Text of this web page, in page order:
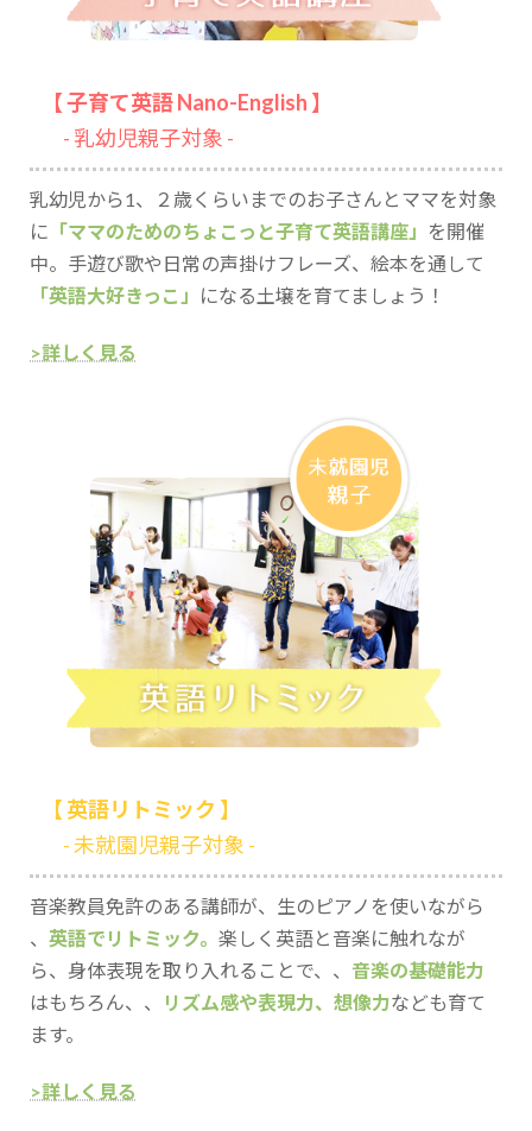
【 子育て英語 Nano-English 】
- 乳幼児親子対象 -
乳幼児から1、２歳くらいまでのお子さんとママを対象
に 「ママのためのちょこっと子育て英語講座」
を開催
中。手遊び歌や日常の声掛けフレーズ、絵本を通して
「英語大好きっこ」
になる土壌を育てましょう！
>詳しく見る
【 英語リトミック 】
- 未就園児親子対象 -
音楽教員免許のある講師が、生のピアノを使いながら
、 英語でリトミック。 楽しく英語と音楽に触れなが
ら、身体表現を取り入れることで、、 音楽の基礎能力
はもちろん、、
リズム感や表現力、想像力なども育て
ます。
>詳しく見る